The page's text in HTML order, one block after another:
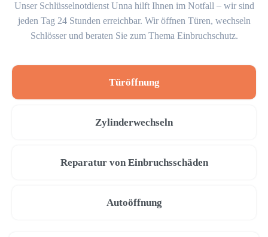
Unser Schlüsselnotdienst Unna hilft Ihnen im Notfall – wir sind
jeden Tag 24 Stunden erreichbar. Wir öffnen Türen, wechseln
Schlösser und beraten Sie zum Thema Einbruchschutz.
Türöffnung
Zylinderwechseln
Reparatur von Einbruchsschäden
Autoöffnung